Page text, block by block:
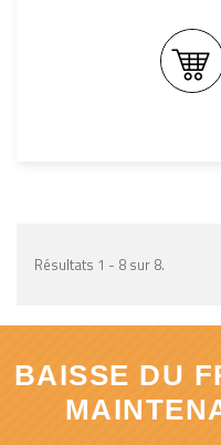
Résultats 1 - 8 sur 8.
BAISSE DU